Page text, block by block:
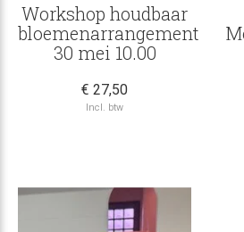
Workshop houdbaar
bloemenarrangement
30 mei 10.00
€ 27,50
Incl. btw